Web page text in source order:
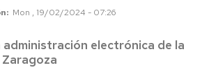
Mon , 19/02/2024 - 07:26
electrónica de la